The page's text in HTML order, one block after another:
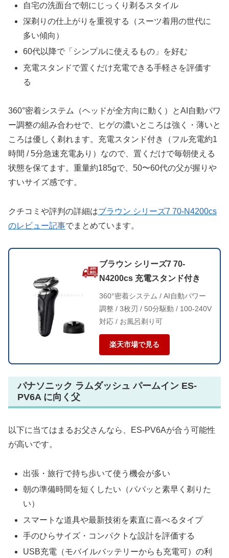
自宅の洗面台で朝にじっくり剃るスタイル
深剃りの仕上がりを重視する（スーツ着用の世代に
多い傾向）
60代以降で「シンプルに使えるもの」を好む
充電スタンドで置くだけ充電できる手軽さを評価す
る
360°密着システム（ヘッドが全方向に動く）とAI自動パワ
ー調整の組み合わせで、ヒゲの濃いところは強く・薄いと
ころは優しく剃れます。充電スタンド付き（フル充電約1
時間 / 5分急速充電あり）なので、置くだけで毎朝使える
状態を保てます。重量約185gで、50〜60代の父が握りや
すいサイズ感です。
クチコミや評判の詳細はブラウン シリーズ7 70-N4200cs
のレビュー記事でまとめています。
ブラウン シリーズ7 70-
N4200cs 充電スタンド付き
360°密着システム / AI自動パワー
調整 / 3枚刃 / 50分駆動 / 100-240V
対応 / お風呂剃り可
楽天市場で見る
パナソニック ラムダッシュ パームイン ES-
PV6A に向く父
以下に当てはまるお父さんなら、ES-PV6Aが合う可能性
が高いです。
出張・旅行で持ち歩いて使う機会が多い
朝の準備時間を短くしたい（パパッと素早く剃りた
い）
スマートな道具や最新技術を素直に喜べるタイプ
手のひらサイズ・コンパクトな設計を評価する
USB充電（モバイルバッテリーからも充電可）の利